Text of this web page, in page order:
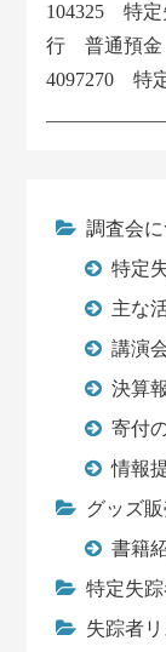
104325 特
行 普通預金
4097270 特
調査会
特定
主な
講演
決算
寄付
情報
グッズ
書籍
特定失
失踪者リ